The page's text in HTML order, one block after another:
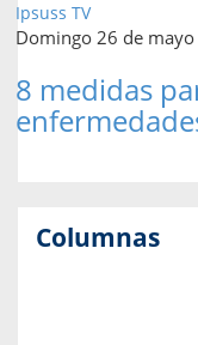
Ipsuss TV
Domingo 26 de
8 medidas
Columnas